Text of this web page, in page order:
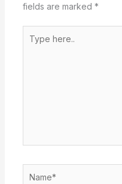
fields are marked *
here..